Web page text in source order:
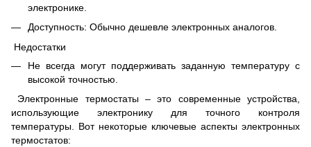
электронике.
Доступность: Обычно дешевле электронных аналогов.
Недостатки
Не всегда могут поддерживать заданную температуру с
высокой точностью.
Электронные термостаты – это современные устройства,
использующие электронику для точного контроля
температуры. Вот некоторые ключевые аспекты электронных
термостатов: